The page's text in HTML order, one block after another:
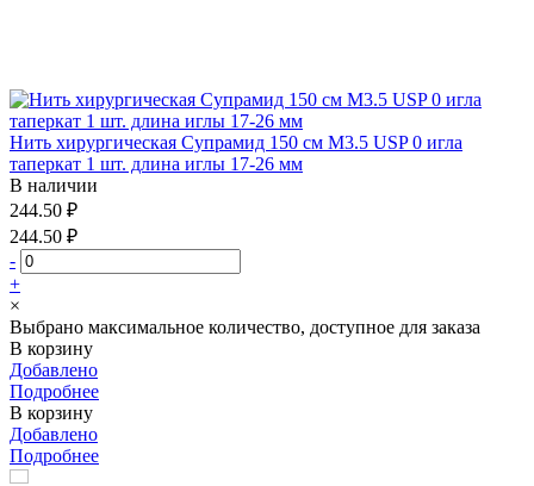
Нить хирургическая Супрамид 150 см М3.5 USP 0 игла
таперкат 1 шт. длина иглы 17-26 мм
В наличии
244.50 ₽
244.50 ₽
-
+
×
Выбрано максимальное количество, доступное для заказа
В корзину
Добавлено
Подробнее
В корзину
Добавлено
Подробнее